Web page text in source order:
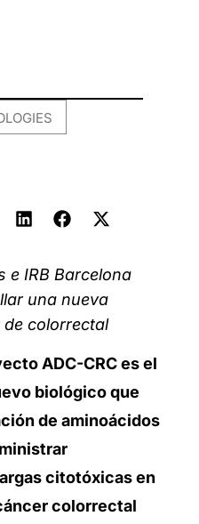
e IRB Barcelona
una nueva
colorrectal
ADC-CRC es el
biológico que
de aminoácidos
citotóxicas en
colorrectal